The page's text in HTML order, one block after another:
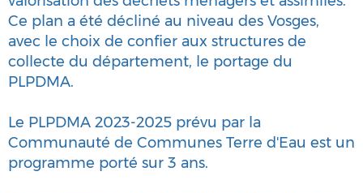
Ce plan a été décliné au niveau des Vosges,
avec le choix de confier aux structures de
collecte du département, le portage du
PLPDMA.
Le PLPDMA 2023-2025 prévu par la
Communauté de Communes Terre d'Eau est un
programme porté sur 3 ans.